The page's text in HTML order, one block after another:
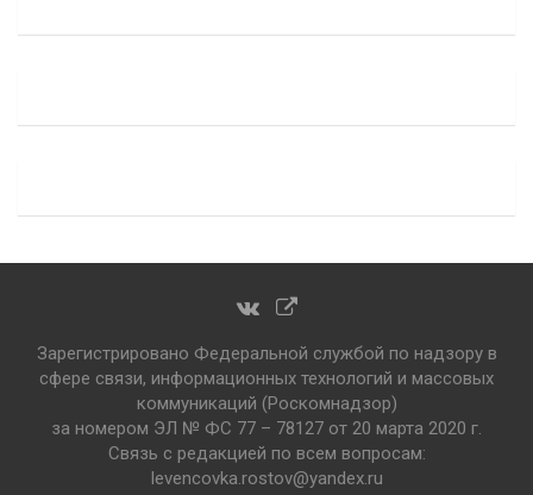
Зарегистрировано Федеральной службой по надзору в
сфере связи, информационных технологий и массовых
коммуникаций (Роскомнадзор)
за номером ЭЛ № ФС 77 – 78127 от 20 марта 2020 г.
Связь с редакцией по всем вопросам:
levencovka.rostov@yandex.ru